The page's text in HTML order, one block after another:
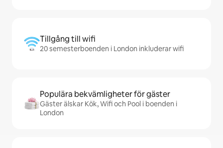
Tillgång till wifi
20 semesterboenden i London inkluderar wifi
Populära bekvämligheter för gäster
Gäster älskar Kök, Wifi och Pool i boenden i
London